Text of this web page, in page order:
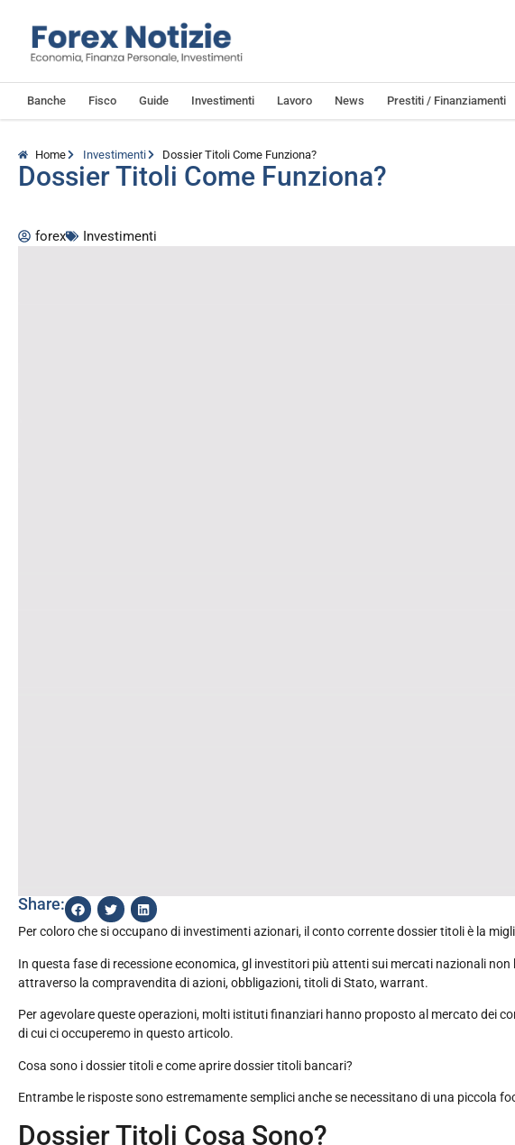
Banche Fisco Guide Investimenti Lavoro News Prestiti / Finanziamenti
Home Investimenti Dossier Titoli Come Funziona?
Dossier Titoli Come Funziona?
forex Investimenti
Share:
Per coloro che si occupano di investimenti azionari, il conto corrente dossier titoli è la
In questa fase di recessione economica, gl investitori più attenti sui mercati nazionali
attraverso la compravendita di azioni, obbligazioni, titoli di Stato, warrant.
Per agevolare queste operazioni, molti istituti finanziari hanno proposto al mercato dei
di cui ci occuperemo in questo articolo.
Cosa sono i dossier titoli e come aprire dossier titoli bancari?
Entrambe le risposte sono estremamente semplici anche se necessitano di una piccola
Dossier Titoli Cosa Sono?